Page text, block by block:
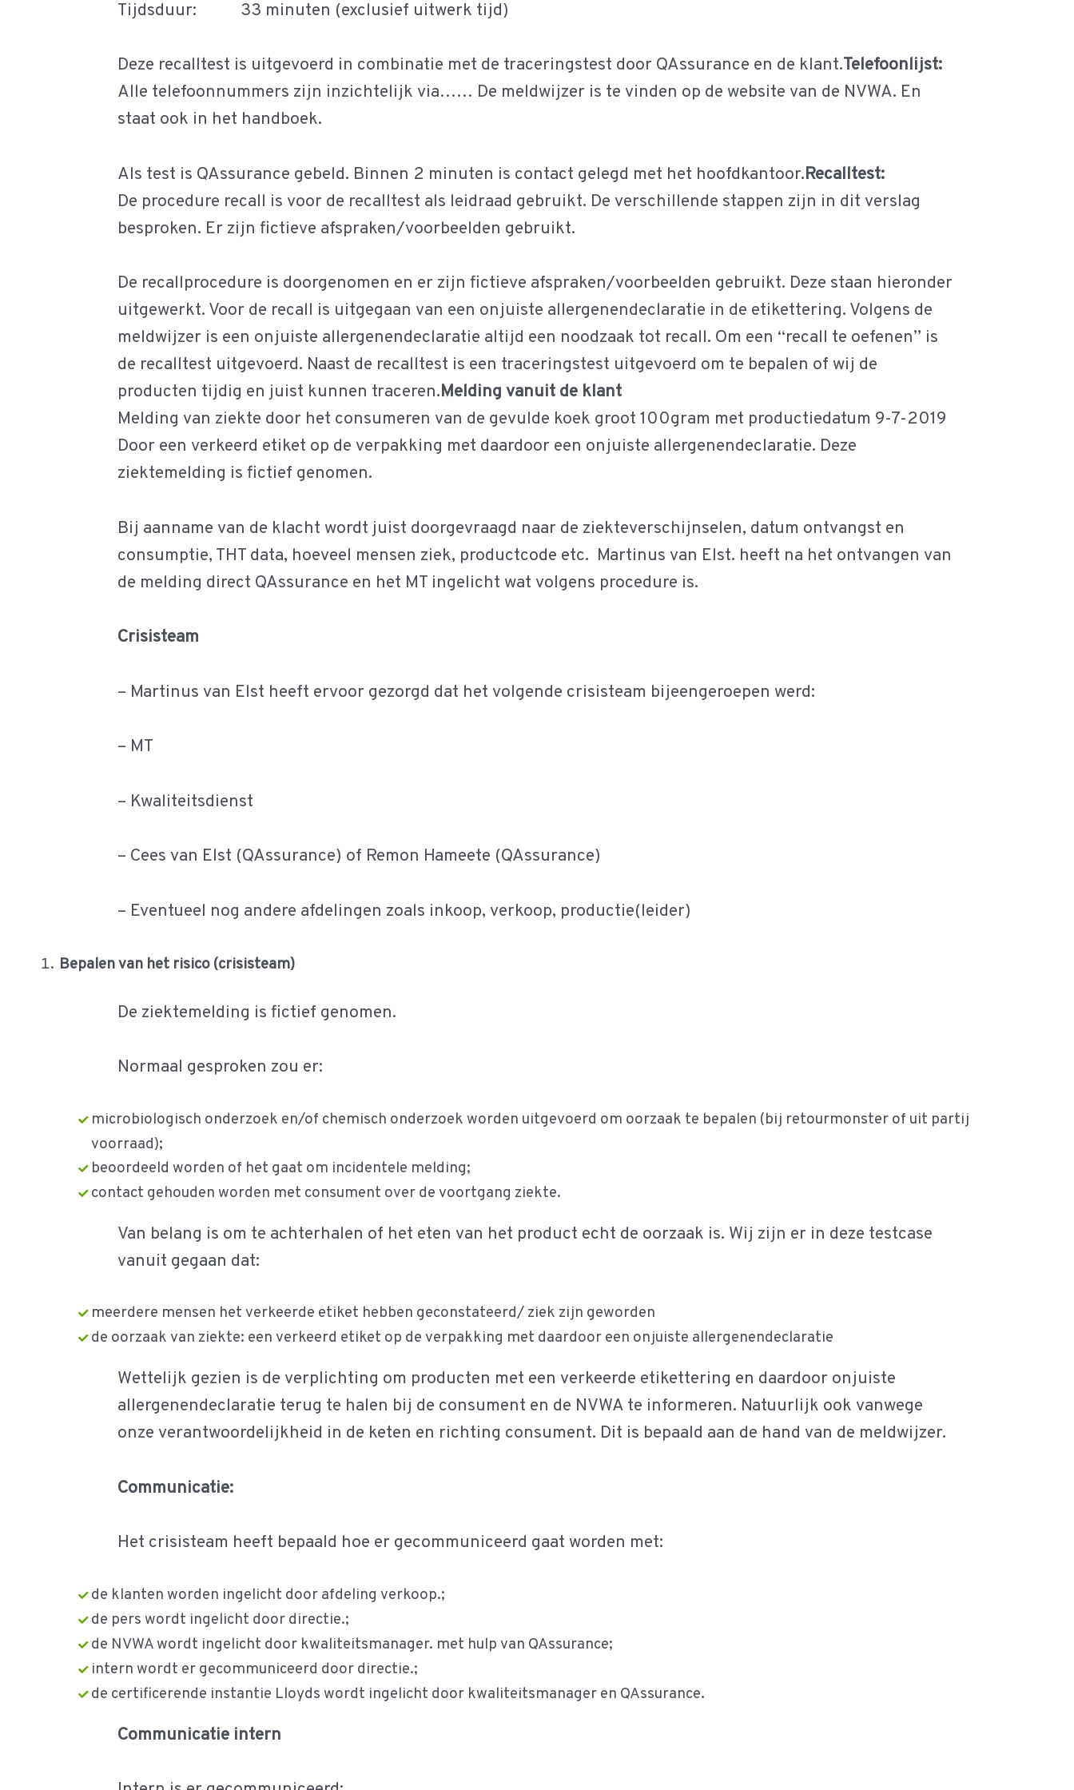
Tijdsduur: 33 minuten (exclusief uitwerk tijd)
Deze recalltest is uitgevoerd in combinatie met de traceringstest door QAssurance en de klant.Telefoonlijst:
Alle telefoonnummers zijn inzichtelijk via…… De meldwijzer is te vinden op de website van de NVWA. En
staat ook in het handboek.
Als test is QAssurance gebeld. Binnen 2 minuten is contact gelegd met het hoofdkantoor.Recalltest:
De procedure recall is voor de recalltest als leidraad gebruikt. De verschillende stappen zijn in dit verslag
besproken. Er zijn fictieve afspraken/voorbeelden gebruikt.
De recallprocedure is doorgenomen en er zijn fictieve afspraken/voorbeelden gebruikt. Deze staan hieronder
uitgewerkt. Voor de recall is uitgegaan van een onjuiste allergenendeclaratie in de etikettering. Volgens de
meldwijzer is een onjuiste allergenendeclaratie altijd een noodzaak tot recall. Om een “recall te oefenen” is
de recalltest uitgevoerd. Naast de recalltest is een traceringstest uitgevoerd om te bepalen of wij de
producten tijdig en juist kunnen traceren.Melding vanuit de klant
Melding van ziekte door het consumeren van de gevulde koek groot 100gram met productiedatum 9-7-2019
Door een verkeerd etiket op de verpakking met daardoor een onjuiste allergenendeclaratie. Deze
ziektemelding is fictief genomen.
Bij aanname van de klacht wordt juist doorgevraagd naar de ziekteverschijnselen, datum ontvangst en
consumptie, THT data, hoeveel mensen ziek, productcode etc. Martinus van Elst. heeft na het ontvangen van
de melding direct QAssurance en het MT ingelicht wat volgens procedure is.
Crisisteam
– Martinus van Elst heeft ervoor gezorgd dat het volgende crisisteam bijeengeroepen werd:
– MT
– Kwaliteitsdienst
– Cees van Elst (QAssurance) of Remon Hameete (QAssurance)
– Eventueel nog andere afdelingen zoals inkoop, verkoop, productie(leider)
Bepalen van het risico (crisisteam)
De ziektemelding is fictief genomen.
Normaal gesproken zou er:
microbiologisch onderzoek en/of chemisch onderzoek worden uitgevoerd om oorzaak te bepalen (bij retourmonster of uit partij
voorraad);
beoordeeld worden of het gaat om incidentele melding;
contact gehouden worden met consument over de voortgang ziekte.
Van belang is om te achterhalen of het eten van het product echt de oorzaak is. Wij zijn er in deze testcase
vanuit gegaan dat:
meerdere mensen het verkeerde etiket hebben geconstateerd/ ziek zijn geworden
de oorzaak van ziekte: een verkeerd etiket op de verpakking met daardoor een onjuiste allergenendeclaratie
Wettelijk gezien is de verplichting om producten met een verkeerde etikettering en daardoor onjuiste
allergenendeclaratie terug te halen bij de consument en de NVWA te informeren. Natuurlijk ook vanwege
onze verantwoordelijkheid in de keten en richting consument. Dit is bepaald aan de hand van de meldwijzer.
Communicatie:
Het crisisteam heeft bepaald hoe er gecommuniceerd gaat worden met:
de klanten worden ingelicht door afdeling verkoop.;
de pers wordt ingelicht door directie.;
de NVWA wordt ingelicht door kwaliteitsmanager. met hulp van QAssurance;
intern wordt er gecommuniceerd door directie.;
de certificerende instantie Lloyds wordt ingelicht door kwaliteitsmanager en QAssurance.
Communicatie intern